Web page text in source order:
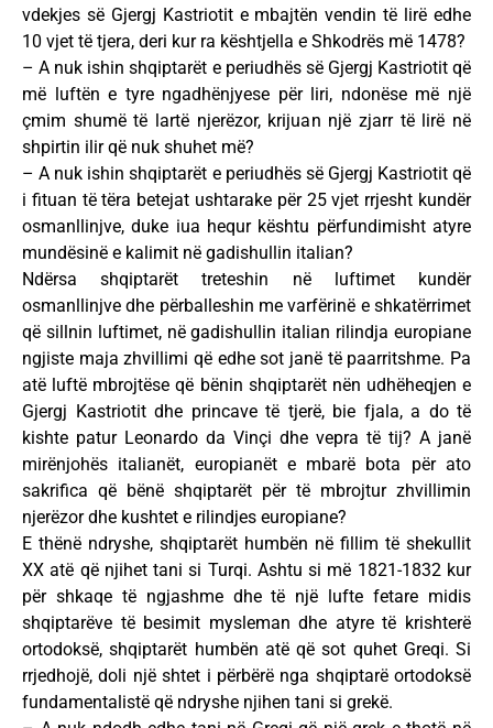
vdekjes së Gjergj Kastriotit e mbajtën vendin të lirë edhe
10 vjet të tjera, deri kur ra kështjella e Shkodrës më 1478?
– A nuk ishin shqiptarët e periudhës së Gjergj Kastriotit që
më luftën e tyre ngadhënjyese për liri, ndonëse më një
çmim shumë të lartë njerëzor, krijuan një zjarr të lirë në
shpirtin ilir që nuk shuhet më?
– A nuk ishin shqiptarët e periudhës së Gjergj Kastriotit që
i fituan të tëra betejat ushtarake për 25 vjet rrjesht kundër
osmanllinjve, duke iua hequr kështu përfundimisht atyre
mundësinë e kalimit në gadishullin italian?
Ndërsa shqiptarët treteshin në luftimet kundër
osmanllinjve dhe përballeshin me varfërinë e shkatërrimet
që sillnin luftimet, në gadishullin italian rilindja europiane
ngjiste maja zhvillimi që edhe sot janë të paarritshme. Pa
atë luftë mbrojtëse që bënin shqiptarët nën udhëheqjen e
Gjergj Kastriotit dhe princave të tjerë, bie fjala, a do të
kishte patur Leonardo da Vinçi dhe vepra të tij? A janë
mirënjohës italianët, europianët e mbarë bota për ato
sakrifica që bënë shqiptarët për të mbrojtur zhvillimin
njerëzor dhe kushtet e rilindjes europiane?
E thënë ndryshe, shqiptarët humbën në fillim të shekullit
XX atë që njihet tani si Turqi. Ashtu si më 1821-1832 kur
për shkaqe të ngjashme dhe të një lufte fetare midis
shqiptarëve të besimit mysleman dhe atyre të krishterë
ortodoksë, shqiptarët humbën atë që sot quhet Greqi. Si
rrjedhojë, doli një shtet i përbërë nga shqiptarë ortodoksë
fundamentalistë që ndryshe njihen tani si grekë.